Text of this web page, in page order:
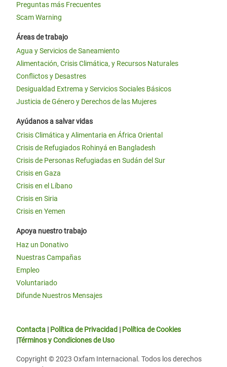
Preguntas más Frecuentes
Scam Warning
Áreas de trabajo
Agua y Servicios de Saneamiento
Alimentación, Crisis Climática, y Recursos Naturales
Conflictos y Desastres
Desigualdad Extrema y Servicios Sociales Básicos
Justicia de Género y Derechos de las Mujeres
Ayúdanos a salvar vidas
Crisis Climática y Alimentaria en África Oriental
Crisis de Refugiados Rohinyá en Bangladesh
Crisis de Personas Refugiadas en Sudán del Sur
Crisis en Gaza
Crisis en el Líbano
Crisis en Siria
Crisis en Yemen
Apoya nuestro trabajo
Haz un Donativo
Nuestras Campañas
Empleo
Voluntariado
Difunde Nuestros Mensajes
Contacta | Política de Privacidad | Política de Cookies
|Términos y Condiciones de Uso
Copyright © 2023 Oxfam Internacional. Todos los derechos